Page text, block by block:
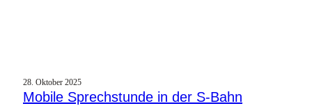
28. Oktober 2025
Mobile Sprechstunde in der S‑Bahn